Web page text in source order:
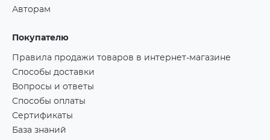
Авторам
Покупателю
Правила продажи товаров в интернет-магазине
Способы доставки
Вопросы и ответы
Способы оплаты
Сертификаты
База знаний